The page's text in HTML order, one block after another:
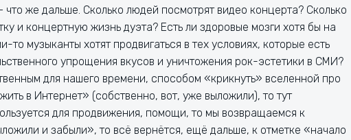
же дальше. Сколько людей посмотрят видео концерта? Сколько
и концертную жизнь дуэта? Есть ли здоровые мозги хотя бы на
музыканты хотят продвигаться в тех условиях, которые есть
упрощения вкусов и уничтожения рок-эстетики в СМИ?
для нашего времени, способом «крикнуть» вселенной про
в Интернет» (собственно, вот, уже выложили), то тут
для продвижения, помощи, то мы возвращаемся к
и забыли», то всё вернётся, ещё дальше, к отметке «начало